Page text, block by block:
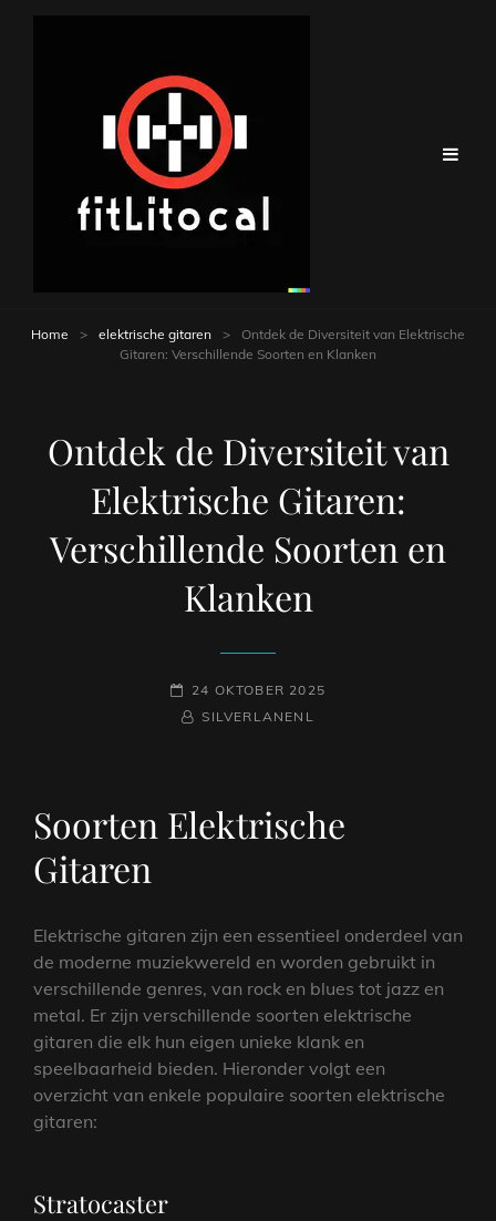
Home > elektrische gitaren >
Ontdek de Diversiteit van Elektrische
Gitaren: Verschillende Soorten en Klanken
Ontdek de Diversiteit van
Elektrische Gitaren:
Verschillende Soorten en
Klanken
GEPLAATST
OP
24 OKTOBER 2025
NAAMREGEL
BYLINE
SILVERLANENL
Soorten Elektrische
Gitaren
Elektrische gitaren zijn een essentieel onderdeel van
de moderne muziekwereld en worden gebruikt in
verschillende genres, van rock en blues tot jazz en
metal. Er zijn verschillende soorten elektrische
gitaren die elk hun eigen unieke klank en
speelbaarheid bieden. Hieronder volgt een
overzicht van enkele populaire soorten elektrische
gitaren:
Stratocaster